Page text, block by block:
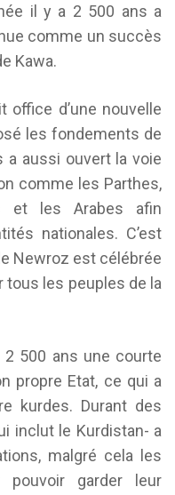
il y a 2 500 ans a
comme un succès
Kawa.
d’une nouvelle
les fondements de
a aussi ouvert la voie
comme les Parthes,
et les Arabes afin
nationales. C’est
Newroz est célébrée
tous les peuples de la
500 ans une courte
propre Etat, ce qui a
kurdes. Durant des
inclut le Kurdistan- a
malgré cela les
pouvoir garder leur